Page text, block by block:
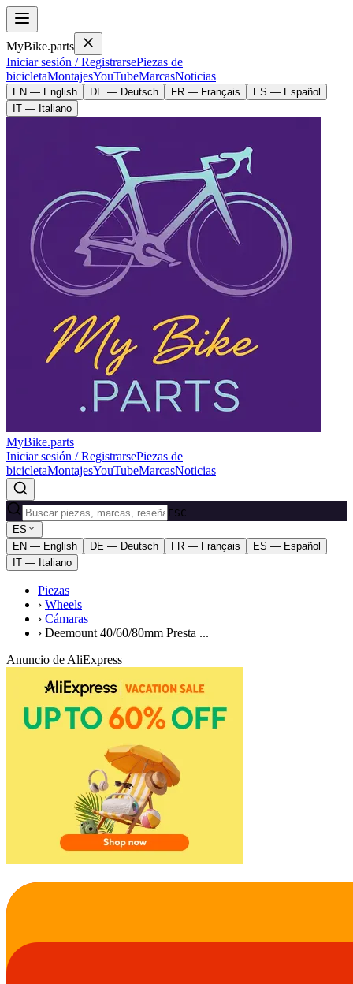
MyBike.parts
Iniciar sesión / RegistrarsePiezas de
bicicletaMontajesYouTubeMarcasNoticias
EN — English DE — Deutsch FR — Français
ES — Español
IT — Italiano
MyBike.parts
Iniciar sesión / RegistrarsePiezas de
bicicletaMontajesYouTubeMarcasNoticias
ESC
ES
EN — English
DE — Deutsch FR — Français
ES — Español
IT — Italiano
Piezas
› Wheels
› Cámaras
› Deemount 40/60/80mm Presta ...
Anuncio de AliExpress